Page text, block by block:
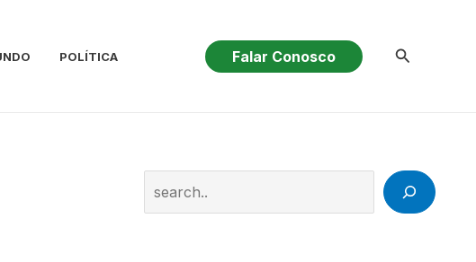
POLÍTICA Falar Conosco Pesquisar